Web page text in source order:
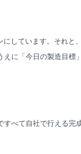
しています。それと
えに「今日の製造目標
べて自社で行える完